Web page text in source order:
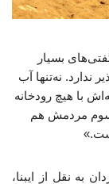
بسیار
ندارد. نه‌تنها آب
با هیچ رودخانه
مردمش هم
به نقل از ایبنا،